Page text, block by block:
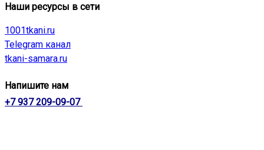
Наши ресурсы в сети
1001tkani.ru
Telegram канал
tkani-samara.ru
Напишите нам
+7 937 209-09-07